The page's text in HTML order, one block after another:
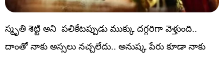
స్మృతి శెట్టి అని పలికేటప్పుడు ముక్కు దగ్గరిగా వెళ్తుంది..
దాంతో నాకు అస్సలు నచ్చలేదు.. అనుష్క పేరు కూడా నాకు